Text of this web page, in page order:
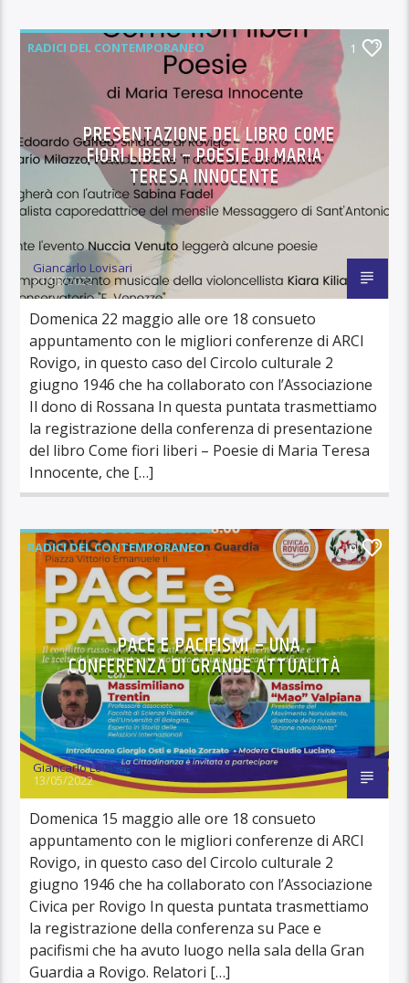
RADICI DEL CONTEMPORANEO 1
PRESENTAZIONE DEL LIBRO COME
FIORI LIBERI – POESIE DI MARIA
TERESA INNOCENTE
Giancarlo Lovisari
21/05/2022
Domenica 22 maggio alle ore 18 consueto
appuntamento con le migliori conferenze di ARCI
Rovigo, in questo caso del Circolo culturale 2
giugno 1946 che ha collaborato con l’Associazione
Il dono di Rossana In questa puntata trasmettiamo
la registrazione della conferenza di presentazione
del libro Come fiori liberi – Poesie di Maria Teresa
Innocente, che […]
RADICI DEL CONTEMPORANEO 0
PACE E PACIFISMI – UNA
CONFERENZA DI GRANDE ATTUALITÀ
Giancarlo Lovisari
13/05/2022
Domenica 15 maggio alle ore 18 consueto
appuntamento con le migliori conferenze di ARCI
Rovigo, in questo caso del Circolo culturale 2
giugno 1946 che ha collaborato con l’Associazione
Civica per Rovigo In questa puntata trasmettiamo
la registrazione della conferenza su Pace e
pacifismi che ha avuto luogo nella sala della Gran
Guardia a Rovigo. Relatori […]